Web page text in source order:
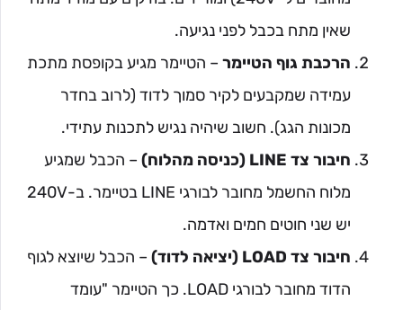
שאין מתח בכבל לפני נגיעה.
הרכבת גוף הטיימר – הטיימר מגיע בקופסת מתכת
עמידה שמקבעים לקיר סמוך לדוד (לרוב בחדר
מכונות הגג). חשוב שיהיה נגיש לתכנות עתידי.
חיבור צד LINE (כניסה מהלוח)
– הכבל שמגיע
מלוח החשמל מחובר לבורגי LINE בטיימר. ב-240V
יש שני חוטים חמים ואדמה.
חיבור צד LOAD (יציאה לדוד)
– הכבל שיוצא לגוף
הדוד מחובר לבורגי LOAD. כך הטיימר "עומד